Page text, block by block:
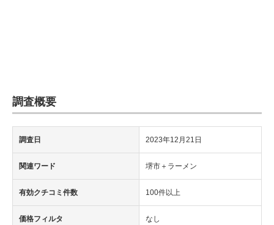
調査概要
調査日 2023年12月21日
関連ワード 堺市＋ラーメン
有効クチコミ件数 100件以上
価格フィルタ なし